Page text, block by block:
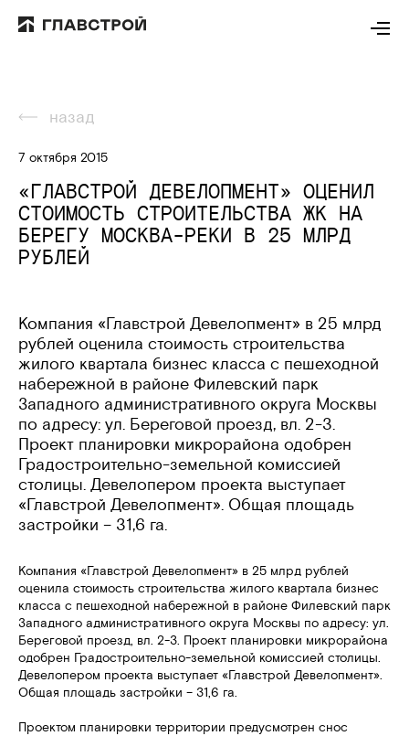
назад
7 октября 2015
«ГЛАВСТРОЙ ДЕВЕЛОПМЕНТ» ОЦЕНИЛ
СТОИМОСТЬ СТРОИТЕЛЬСТВА ЖК НА
БЕРЕГУ МОСКВА-РЕКИ В 25 МЛРД
РУБЛЕЙ
Компания «Главстрой Девелопмент» в 25 млрд
рублей оценила стоимость строительства
жилого квартала бизнес класса с пешеходной
набережной в районе Филевский парк
Западного административного округа Москвы
по адресу: ул. Береговой проезд, вл. 2-3.
Проект планировки микрорайона одобрен
Градостроительно-земельной комиссией
столицы. Девелопером проекта выступает
«Главстрой Девелопмент». Общая площадь
застройки – 31,6 га.
Компания «Главстрой Девелопмент» в 25 млрд рублей
оценила стоимость строительства жилого квартала бизнес
класса с пешеходной набережной в районе Филевский парк
Западного административного округа Москвы по адресу: ул.
Береговой проезд, вл. 2-3. Проект планировки микрорайона
одобрен Градостроительно-земельной комиссией столицы.
Девелопером проекта выступает «Главстрой Девелопмент».
Общая площадь застройки – 31,6 га.
Проектом планировки территории предусмотрен снос